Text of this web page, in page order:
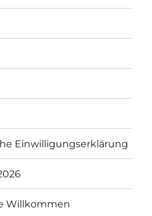
Einwilligungserklärung
Willkommen